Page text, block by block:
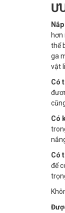
thể
ga
vật
Có
Có
Có
để